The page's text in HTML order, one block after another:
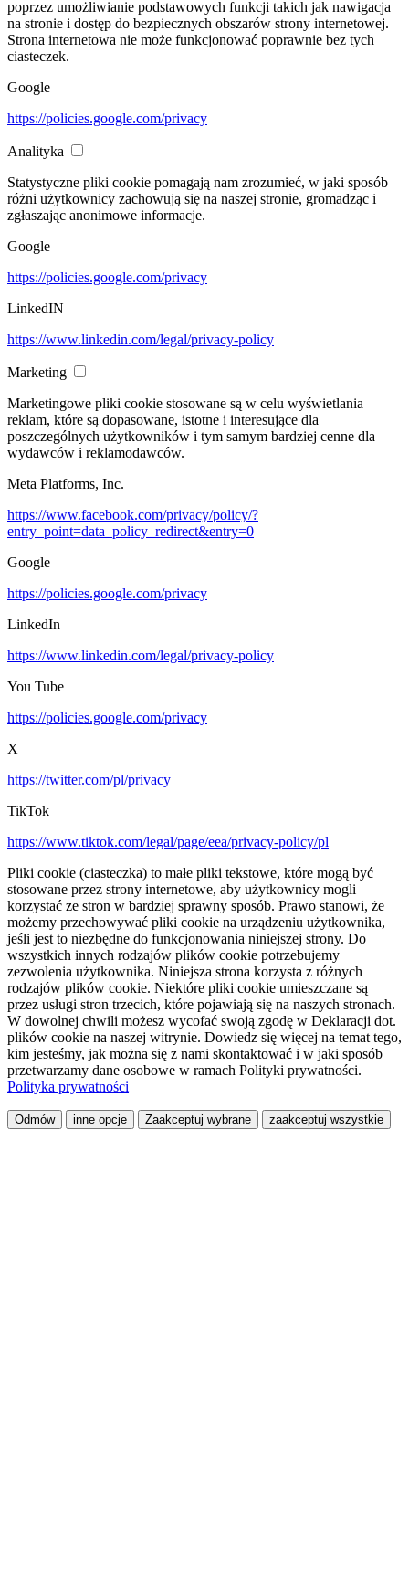
poprzez umożliwianie podstawowych funkcji takich jak nawigacja
na stronie i dostęp do bezpiecznych obszarów strony internetowej.
Strona internetowa nie może funkcjonować poprawnie bez tych
ciasteczek.
Google
https://policies.google.com/privacy
Analityka
Statystyczne pliki cookie pomagają nam zrozumieć, w jaki sposób
różni użytkownicy zachowują się na naszej stronie, gromadząc i
zgłaszając anonimowe informacje.
Google
https://policies.google.com/privacy
LinkedIN
https://www.linkedin.com/legal/privacy-policy
Marketing
Marketingowe pliki cookie stosowane są w celu wyświetlania
reklam, które są dopasowane, istotne i interesujące dla
poszczególnych użytkowników i tym samym bardziej cenne dla
wydawców i reklamodawców.
Meta Platforms, Inc.
https://www.facebook.com/privacy/policy/?
entry_point=data_policy_redirect&entry=0
Google
https://policies.google.com/privacy
LinkedIn
https://www.linkedin.com/legal/privacy-policy
You Tube
https://policies.google.com/privacy
X
https://twitter.com/pl/privacy
TikTok
https://www.tiktok.com/legal/page/eea/privacy-policy/pl
Pliki cookie (ciasteczka) to małe pliki tekstowe, które mogą być
stosowane przez strony internetowe, aby użytkownicy mogli
korzystać ze stron w bardziej sprawny sposób. Prawo stanowi, że
możemy przechowywać pliki cookie na urządzeniu użytkownika,
jeśli jest to niezbędne do funkcjonowania niniejszej strony. Do
wszystkich innych rodzajów plików cookie potrzebujemy
zezwolenia użytkownika. Niniejsza strona korzysta z różnych
rodzajów plików cookie. Niektóre pliki cookie umieszczane są
przez usługi stron trzecich, które pojawiają się na naszych stronach.
W dowolnej chwili możesz wycofać swoją zgodę w Deklaracji dot.
plików cookie na naszej witrynie. Dowiedz się więcej na temat tego,
kim jesteśmy, jak można się z nami skontaktować i w jaki sposób
przetwarzamy dane osobowe w ramach Polityki prywatności.
Polityka prywatności
Odmów inne opcje Zaakceptuj wybrane zaakceptuj wszystkie